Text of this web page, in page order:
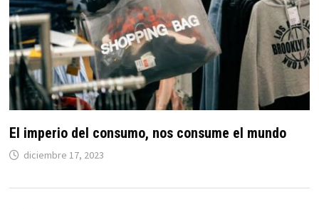
El imperio del consumo, nos consume el mundo
diciembre 17, 2023